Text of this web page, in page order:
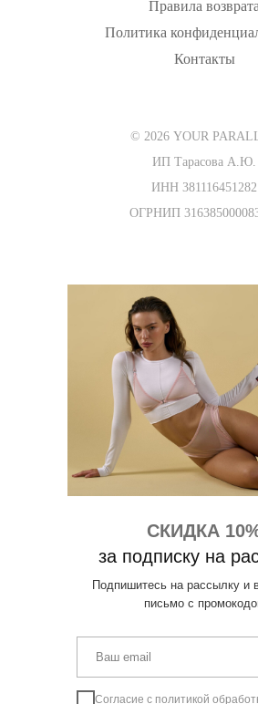
Правила
Политика
Контакты
© 2026 YOUR
ИП Тарасова А.Ю.
ИНН 381116451282
ОГРНИП
СКИДКА
за подписку на
Подпишитесь на рассылку и
письмо с
Согласие с политикой